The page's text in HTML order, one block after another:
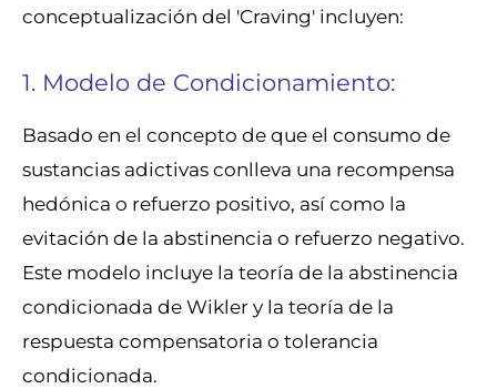
conceptualización del 'Craving' incluyen:
1. Modelo de Condicionamiento:
Basado en el concepto de que el consumo de
sustancias adictivas conlleva una recompensa
hedónica o refuerzo positivo, así como la
evitación de la abstinencia o refuerzo negativo.
Este modelo incluye la teoría de la abstinencia
condicionada de Wikler y la teoría de la
respuesta compensatoria o tolerancia
condicionada.